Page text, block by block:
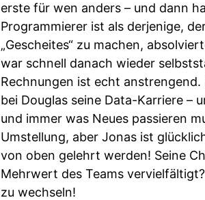
erste für wen anders – und dann
Programmierer ist als derjenige,
„Gescheites“ zu machen,
war schnell danach wieder
Rechnungen ist echt
bei Douglas seine Data-Karriere –
und immer was Neues passieren
Umstellung, aber Jonas ist
von oben gelehrt werden! Seine
Mehrwert des Teams
zu wechseln!